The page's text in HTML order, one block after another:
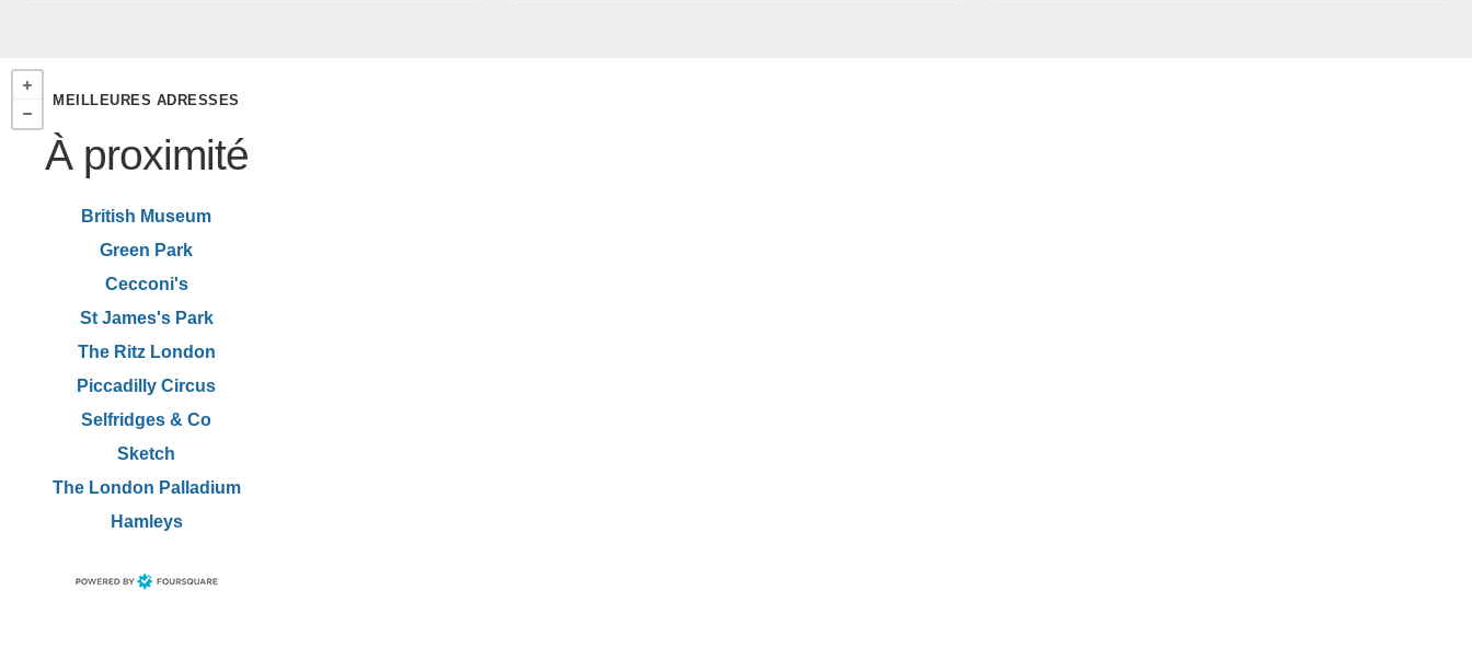
MEILLEURES ADRESSES
À proximité
British Museum
Green Park
Cecconi's
St James's Park
The Ritz London
Piccadilly Circus
Selfridges & Co
Sketch
The London Palladium
Hamleys